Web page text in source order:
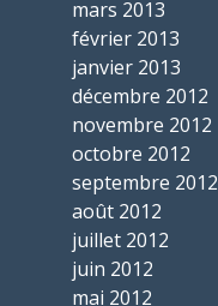
mars 2013
février 2013
janvier 2013
décembre 2012
novembre 2012
octobre 2012
septembre 2012
août 2012
juillet 2012
juin 2012
mai 2012